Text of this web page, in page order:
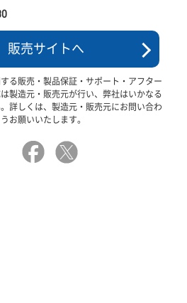
販売サイトへ
る販売・製品保証・サポート・アフター
製造元・販売元が行い、弊社はいかなる
詳しくは、製造元・販売元にお問い合わ
お願いいたします。